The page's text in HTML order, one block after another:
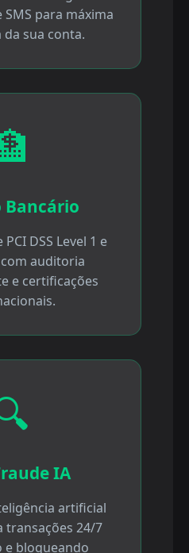
para máxima
da sua conta.
Bancário
DSS Level 1 e
com auditoria
e certificações
IA
artificial
transações 24/7
e bloqueando